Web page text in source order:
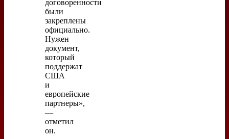
договоренности
были
закреплены
официально.
Нужен
документ,
который
поддержат
США
и
европейские
партнеры»,
—
отметил
он.